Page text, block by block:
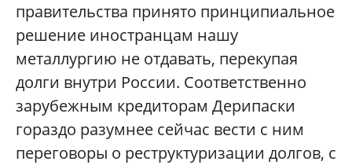
правительства принято принципиальное
решение иностранцам нашу
металлургию не отдавать, перекупая
долги внутри России. Соответственно
зарубежным кредиторам Дерипаски
гораздо разумнее сейчас вести с ним
переговоры о реструктуризации долгов, с